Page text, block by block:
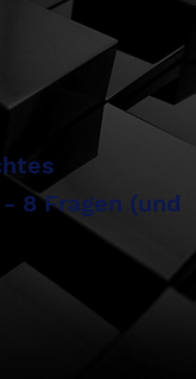
8 Fragen (und